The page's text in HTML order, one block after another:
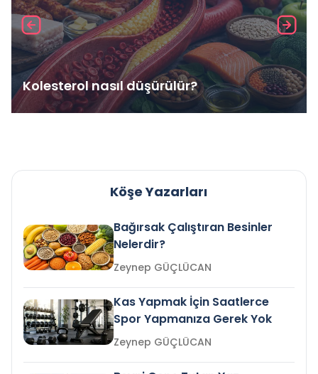
Kolesterol nasıl düşürülür?
Köşe Yazarları
Bağırsak Çalıştıran Besinler
Nelerdir?
Zeynep GÜÇLÜCAN
Kas Yapmak İçin Saatlerce
Spor Yapmanıza Gerek Yok
Zeynep GÜÇLÜCAN